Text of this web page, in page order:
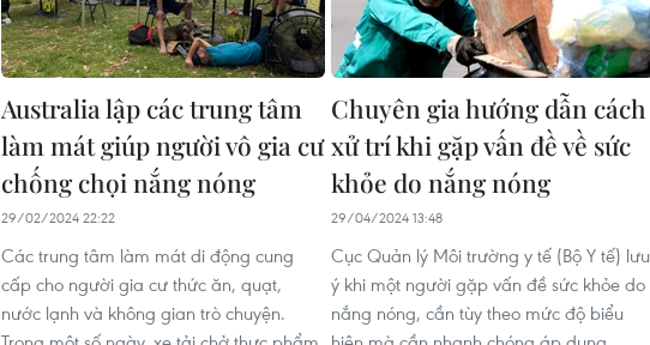
Australia lập các trung tâm
làm mát giúp người vô gia cư
chống chọi nắng nóng
29/02/2024 22:22
Các trung tâm làm mát di động cung
cấp cho người gia cư thức ăn, quạt,
nước lạnh và không gian trò chuyện.
Chuyên gia hướng dẫn cách
xử trí khi gặp vấn đề về sức
khỏe do nắng nóng
29/04/2024 13:48
Cục Quản lý Môi trường y tế (Bộ Y tế) lưu
ý khi một người gặp vấn đề sức khỏe do
nắng nóng, cần tùy theo mức độ biểu